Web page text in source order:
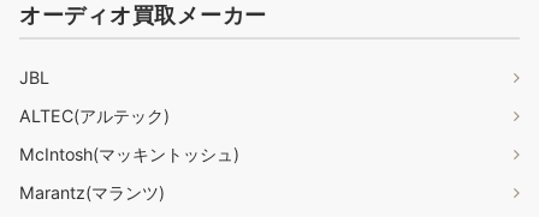
オーディオ買取メーカー
JBL
ALTEC(アルテック)
McIntosh(マッキントッシュ)
Marantz(マランツ)